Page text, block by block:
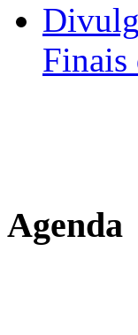
Finais
Agenda